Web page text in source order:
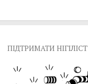
ПІДТРИМАТИ НІГІЛІСТ